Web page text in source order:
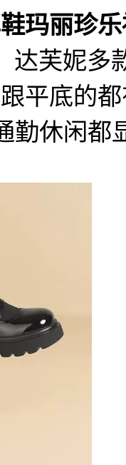
玛丽珍
达芙妮
平底的
勤休闲